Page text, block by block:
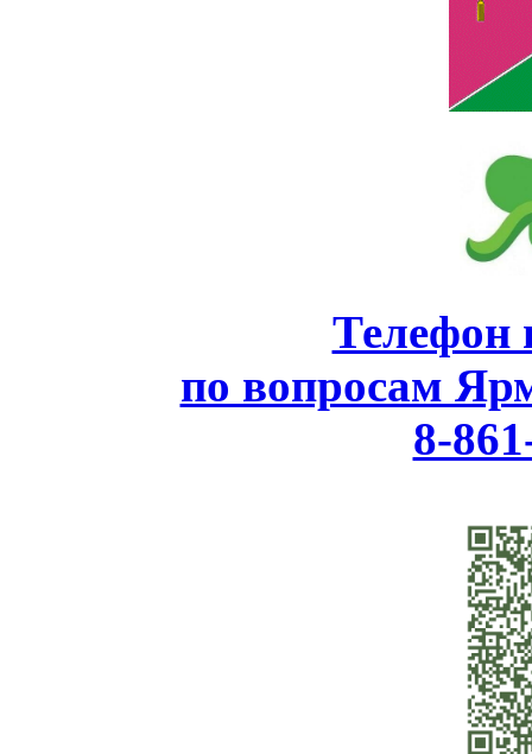
Телефон
по вопросам
8-